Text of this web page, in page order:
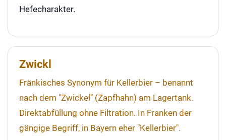
Hefecharakter.
Zwickl
Fränkisches Synonym für Kellerbier – benannt
nach dem "Zwickel" (Zapfhahn) am Lagertank.
Direktabfüllung ohne Filtration. In Franken der
gängige Begriff, in Bayern eher "Kellerbier".